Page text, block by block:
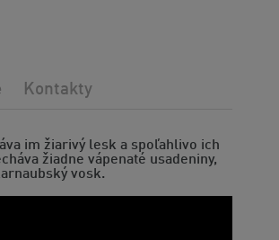
im žiarivý lesk a spoľahlivo ich
žiadne vápenaté usadeniny,
vosk.
Kontakty